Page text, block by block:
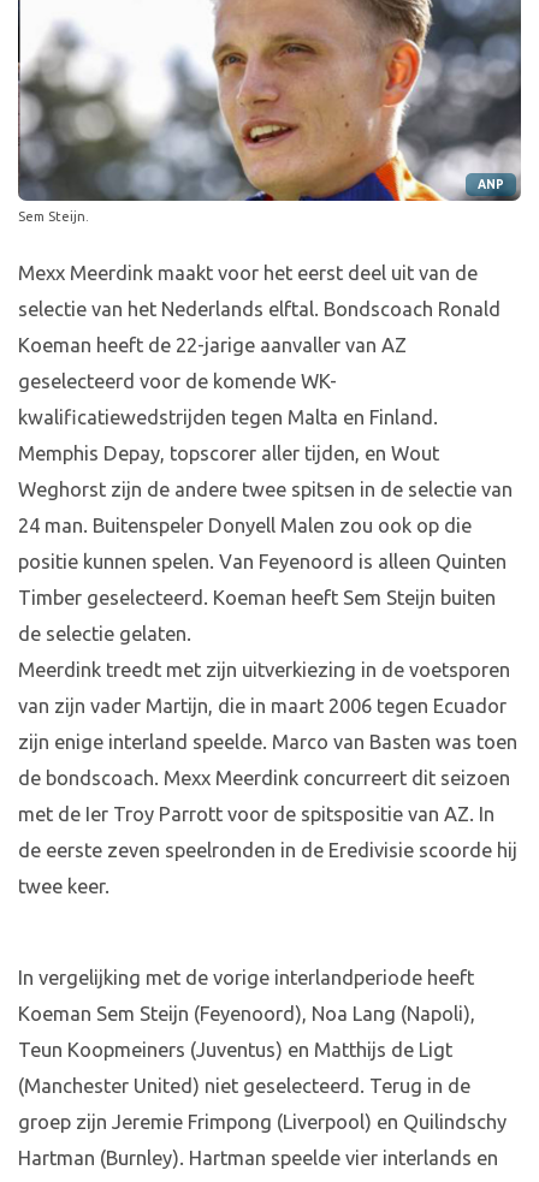
ANP
Sem Steijn.
Mexx Meerdink maakt voor het eerst deel uit van de
selectie van het Nederlands elftal. Bondscoach Ronald
Koeman heeft de 22-jarige aanvaller van AZ
geselecteerd voor de komende WK-
kwalificatiewedstrijden tegen Malta en Finland.
Memphis Depay, topscorer aller tijden, en Wout
Weghorst zijn de andere twee spitsen in de selectie van
24 man. Buitenspeler Donyell Malen zou ook op die
positie kunnen spelen. Van Feyenoord is alleen Quinten
Timber geselecteerd. Koeman heeft Sem Steijn buiten
de selectie gelaten.
Meerdink treedt met zijn uitverkiezing in de voetsporen
van zijn vader Martijn, die in maart 2006 tegen Ecuador
zijn enige interland speelde. Marco van Basten was toen
de bondscoach. Mexx Meerdink concurreert dit seizoen
met de Ier Troy Parrott voor de spitspositie van AZ. In
de eerste zeven speelronden in de Eredivisie scoorde hij
twee keer.
In vergelijking met de vorige interlandperiode heeft
Koeman Sem Steijn (Feyenoord), Noa Lang (Napoli),
Teun Koopmeiners (Juventus) en Matthijs de Ligt
(Manchester United) niet geselecteerd. Terug in de
groep zijn Jeremie Frimpong (Liverpool) en Quilindschy
Hartman (Burnley). Hartman speelde vier interlands en